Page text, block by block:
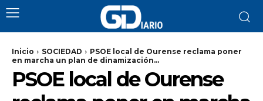
Inicio SOCIEDAD
PSOE local de Ourense reclama poner
en marcha un plan de dinamización...
PSOE local de Ourense